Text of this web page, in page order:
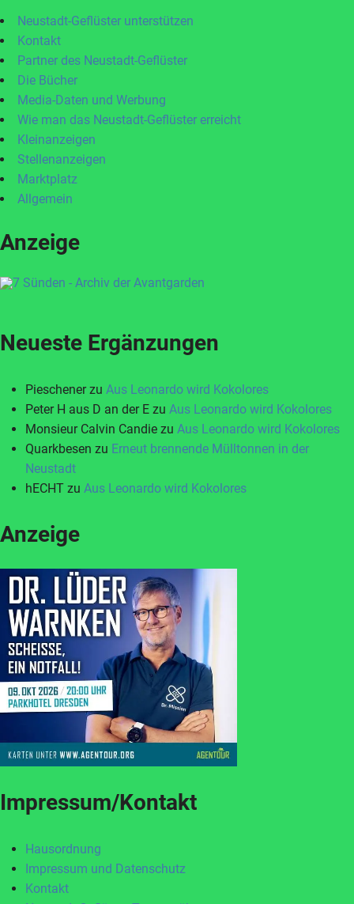
Neustadt-Geflüster unterstützen
Kontakt
Partner des Neustadt-Geflüster
Die Bücher
Media-Daten und Werbung
Wie man das Neustadt-Geflüster erreicht
Kleinanzeigen
Stellenanzeigen
Marktplatz
Allgemein
Anzeige
Neueste Ergänzungen
Pieschenerzu Aus Leonardo wird Kokolores
Peter H aus D an der E zu Aus Leonardo wird Kokolores
Monsieur Calvin Candie zu Aus Leonardo wird Kokolores
Quarkbesen zu Erneut brennende Mülltonnen in der
Neustadt
hECHT zu Aus Leonardo wird Kokolores
Anzeige
Impressum/Kontakt
Hausordnung
Impressum und Datenschutz
Kontakt